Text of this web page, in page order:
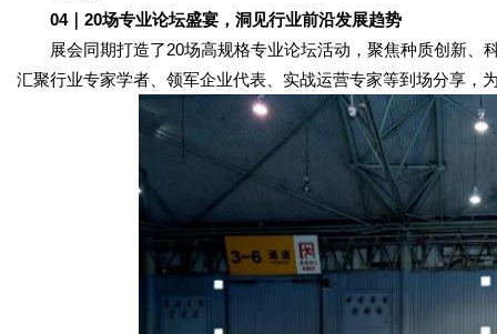
04｜20场专业论坛盛宴，洞见行业前沿发展趋势
展会同期打造了20场高规格专业论坛活动，聚焦种质创新、
汇聚行业专家学者、领军企业代表、实战运营专家等到场分享，